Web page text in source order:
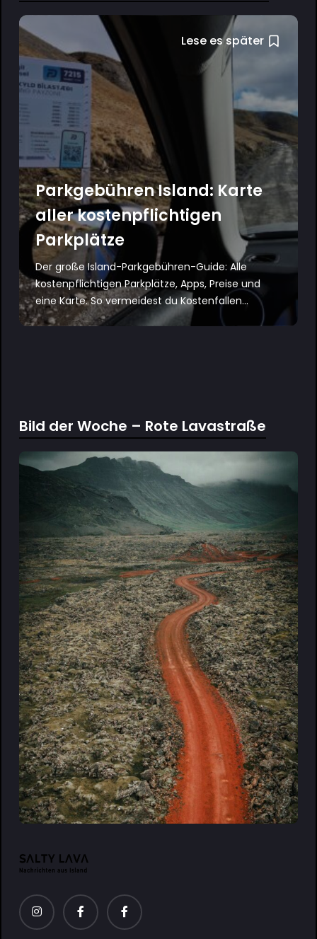
Lese es später
Parkgebühren Island: Karte
aller kostenpflichtigen
Parkplätze
Der große Island-Parkgebühren-Guide: Alle
kostenpflichtigen Parkplätze, Apps, Preise und
eine Karte. So vermeidest du Kostenfallen...
Bild der Woche – Rote Lavastraße